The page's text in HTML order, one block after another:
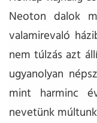
Neoton dalok
valamirevaló
nem túlzás azt
ugyanolyan
mint harminc
nevetünk